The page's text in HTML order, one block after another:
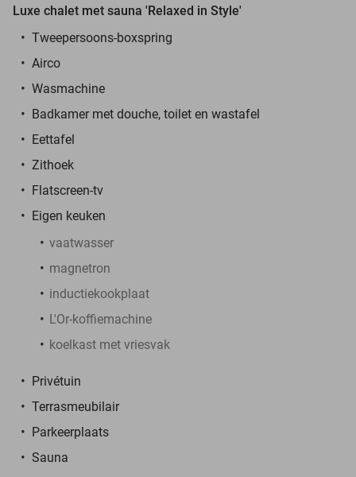
Luxe chalet met sauna 'Relaxed in Style'
Tweepersoons-boxspring
Airco
Wasmachine
Badkamer met douche, toilet en wastafel
Eettafel
Zithoek
Flatscreen-tv
Eigen keuken
vaatwasser
magnetron
inductiekookplaat
L'Or-koffiemachine
koelkast met vriesvak
Privétuin
Terrasmeubilair
Parkeerplaats
Sauna